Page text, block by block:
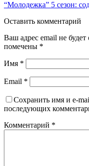
“Молодежка” 5 сезон:
Оставить комментарий
Ваш адрес email не будет
помечены *
Имя *
Email *
Сохранить имя и e-
последующих
Комментарий *